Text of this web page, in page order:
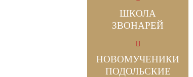
ШКОЛА
ЗВОНАРЕЙ
НОВОМУЧЕНИКИ
ПОДОЛЬСКИЕ